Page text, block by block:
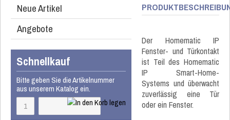
Neue Artikel
Angebote
Schnellkauf
Bitte geben Sie die Artikelnummer
aus unserem Katalog ein.
Der Homematic IP
Fenster- und Türkontakt
ist Teil des Homematic
IP Smart-Home-
Systems und überwacht
zuverlässig eine Tür
oder ein Fenster.